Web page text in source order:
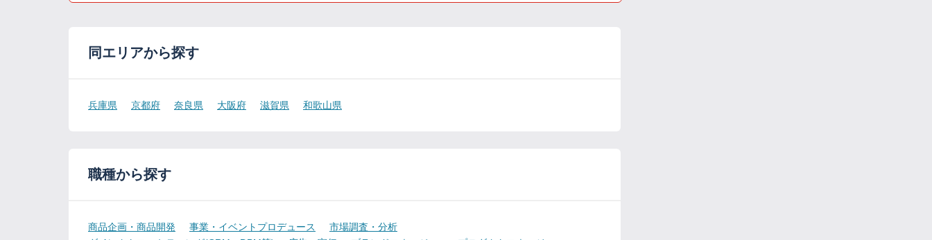
同エリアから探す
兵庫県 京都府 奈良県 大阪府 滋賀県 和歌山県
職種から探す
商品企画・商品開発 事業・イベントプロデュース
市場調査・分析